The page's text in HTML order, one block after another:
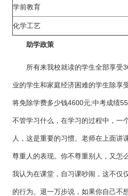
学前教育
化学工艺
助学政策
所有来我校就读的学生全部享受
业的学生和家庭经济困难的学生除享
将免除学费多少钱4600元;中考成绩
不管学习什么，在学习的过程中，一
人，这是重要的习惯。老师在上面讲
尊重人的表现。你不尊重别人，又怎
我认为在课堂，自习课吵闹，这不仅
的行为。退一万步说，如果你自己不